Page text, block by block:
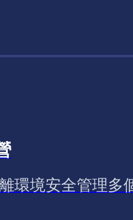
環境安全管理多